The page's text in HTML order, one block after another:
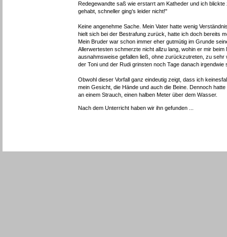
Redegewandte saß wie erstarrt am Katheder und ich
gehabt, schneller ging’s leider nicht!"
Keine angenehme Sache. Mein Vater hatte wenig
hielt sich bei der Bestrafung zurück, hatte ich doch bereits
Mein Bruder war schon immer eher gutmütig im Grunde
Allerwertesten schmerzte nicht allzu lang, wohin er mir
ausnahmsweise gefallen ließ, ohne zurückzutreten, zu
der Toni und der Rudi grinsten noch Tage danach irgendwie
Obwohl dieser Vorfall ganz eindeutig zeigt, dass ich
mein Gesicht, die Hände und auch die Beine. Dennoch
an einem Strauch, einen halben Meter über dem Wasser.
Nach dem Unterricht haben wir ihn gefunden ...